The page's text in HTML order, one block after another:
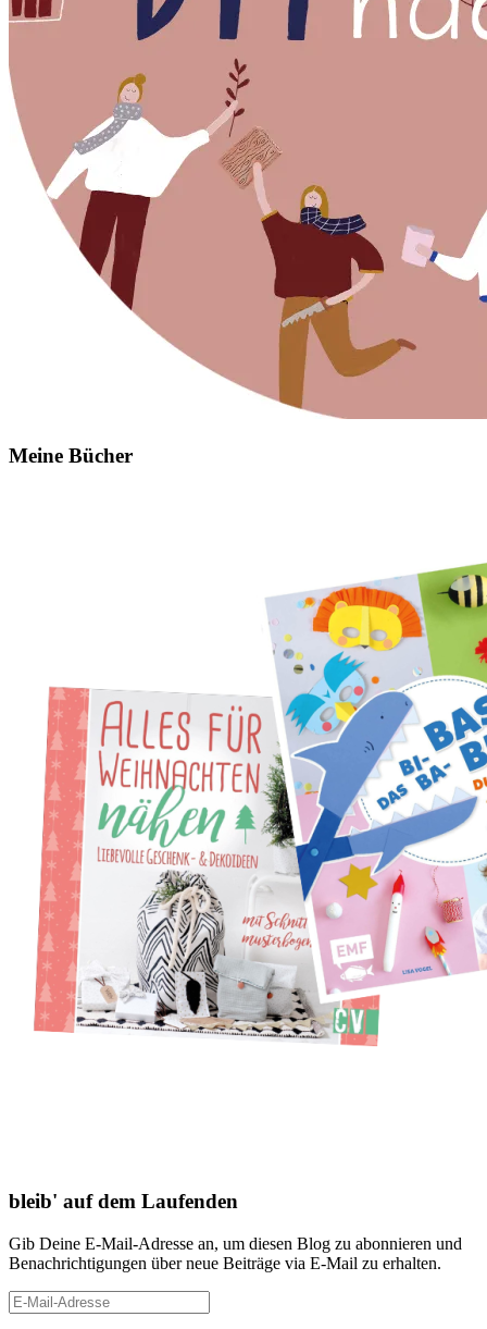
Meine Bücher
bleib' auf dem Laufenden
Gib Deine E-Mail-Adresse an, um diesen Blog zu abonnieren und
Benachrichtigungen über neue Beiträge via E-Mail zu erhalten.
E-
Mail-